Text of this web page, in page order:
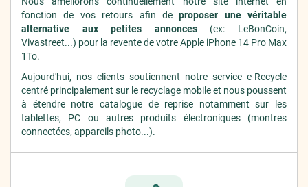
fonction de vos retours afin deproposer une véritable
alternative aux petites annonces(ex: LeBonCoin,
Vivastreet...) pour la revente de votre Apple iPhone 14 Pro Max
1To.
Aujourd'hui, nos clients soutiennent notre service e-Recycle
centré principalement sur le recyclage mobile et nous poussent
à étendre notre catalogue de reprise notamment sur les
tablettes, PC ou autres produits électroniques (montres
connectées, appareils photo...).